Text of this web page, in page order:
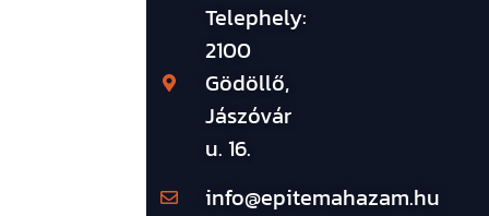
Telephely:
2100
Gödöllő,
Jászóvár
u. 16.
info@epitemahazam.hu